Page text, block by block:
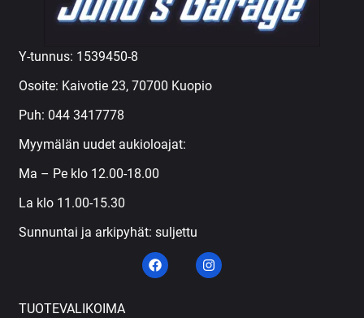
Y-tunnus: 1539450-8
Osoite: Kaivotie 23, 70700 Kuopio
Puh: 044 3417778
Myymälän uudet aukioloajat:
Ma – Pe klo 12.00-18.00
La klo 11.00-15.30
Sunnuntai ja arkipyhät: suljettu
TUOTEVALIKOIMA